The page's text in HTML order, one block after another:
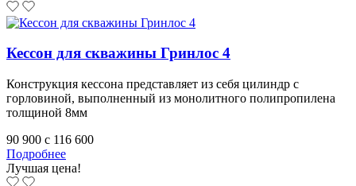
Кессон для скважины Гринлос 4
Конструкция кессона представляет из себя цилиндр с
горловиной, выполненный из монолитного полипропилена
толщиной 8мм
90 900 c 116 600
Подробнее
Лучшая цена!